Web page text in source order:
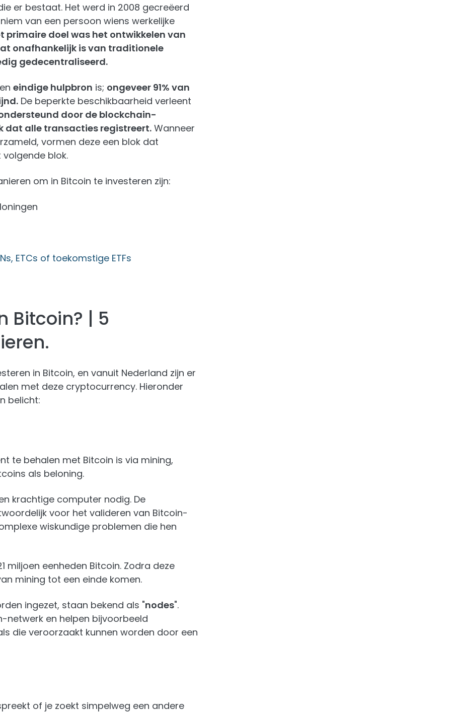
er bestaat. Het werd in 2008 gecreëerd
van een persoon wiens werkelijke
primaire doel was het ontwikkelen van
onafhankelijk is van traditionele
gedecentraliseerd.
eindige hulpbron is; ongeveer 91% van
De beperkte beschikbaarheid verleent
door de blockchain-
dat alle transacties registreert. Wanneer
vormen deze een blok dat
blok.
om in Bitcoin te investeren zijn:
ETCs of toekomstige ETFs
Bitcoin? | 5
in Bitcoin, en vanuit Nederland zijn er
met deze cryptocurrency. Hieronder
belicht:
te behalen met Bitcoin is via mining,
als beloning.
krachtige computer nodig. De
voor het valideren van Bitcoin-
wiskundige problemen die hen
miljoen eenheden Bitcoin. Zodra deze
mining tot een einde komen.
ingezet, staan bekend als "nodes".
netwerk en helpen bijvoorbeeld
die veroorzaakt kunnen worden door een
of je zoekt simpelweg een andere